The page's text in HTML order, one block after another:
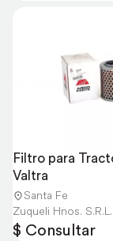
Filtro para
Valtra
Santa Fe
Zuqueli Hnos. S.R.L.
$ Consultar